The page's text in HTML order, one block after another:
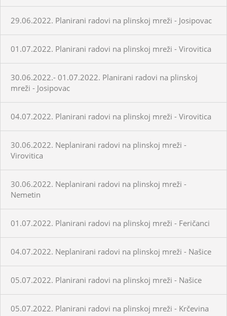
29.06.2022. Planirani radovi na plinskoj mreži - Josipovac
01.07.2022. Planirani radovi na plinskoj mreži - Virovitica
30.06.2022.- 01.07.2022. Planirani radovi na plinskoj
mreži - Josipovac
04.07.2022. Planirani radovi na plinskoj mreži - Virovitica
30.06.2022. Neplanirani radovi na plinskoj mreži -
Virovitica
30.06.2022. Neplanirani radovi na plinskoj mreži -
Nemetin
01.07.2022. Planirani radovi na plinskoj mreži - Feričanci
04.07.2022. Neplanirani radovi na plinskoj mreži - Našice
05.07.2022. Planirani radovi na plinskoj mreži - Našice
05.07.2022. Planirani radovi na plinskoj mreži - Krčevina